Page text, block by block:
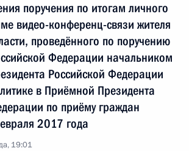
поручения по итогам личного
видео-конференц-связи жителя
проведённого по поручению
Федерации начальником
Российской Федерации
в Приёмной Президента
по приёму граждан
2017 года
19:01